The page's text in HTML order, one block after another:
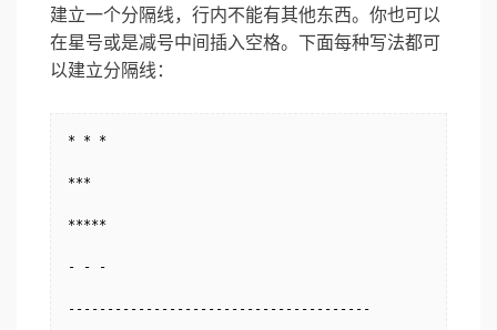
建立一个分隔线，行内不能有其他东西。你也可以
在星号或是减号中间插入空格。下面每种写法都可
以建立分隔线：
* * *
***
*****
- - -
---------------------------------------